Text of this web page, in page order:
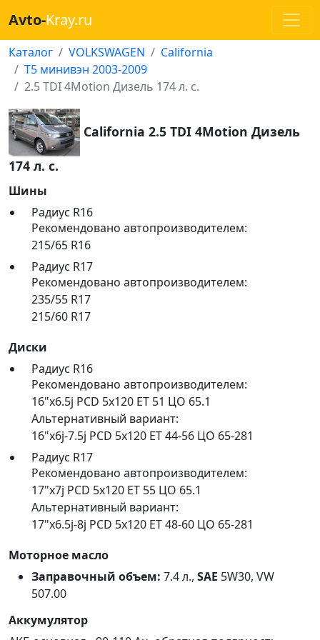
Avto-Kray.ru
Каталог VOLKSWAGEN
California
T5 минивэн 2003-2009
2.5 TDI 4Motion Дизель 174 л. с.
California 2.5 TDI 4Motion Дизель
174 л. с.
Шины
Радиус R16
Рекомендовано автопроизводителем:
215/65 R16
Радиус R17
Рекомендовано автопроизводителем:
235/55 R17
215/60 R17
Диски
Радиус R16
Рекомендовано автопроизводителем:
16"x6.5j PCD 5x120 ET 51 ЦО 65.1
Альтернативный вариант:
16"x6j-7.5j PCD 5x120 ET 44-56 ЦО 65-281
Радиус R17
Рекомендовано автопроизводителем:
17"x7j PCD 5x120 ET 55 ЦО 65.1
Альтернативный вариант:
17"x6.5j-8j PCD 5x120 ET 48-60 ЦО 65-281
Моторное масло
Заправочный объем: 7.4 л., SAE 5W30, VW
507.00
Аккумулятор